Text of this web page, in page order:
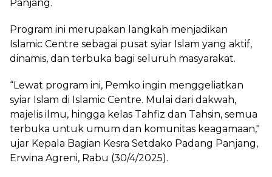
Panjang.
Program ini merupakan langkah menjadikan
Islamic Centre sebagai pusat syiar Islam yang aktif,
dinamis, dan terbuka bagi seluruh masyarakat.
“Lewat program ini, Pemko ingin menggeliatkan
syiar Islam di Islamic Centre. Mulai dari dakwah,
majelis ilmu, hingga kelas Tahfiz dan Tahsin, semua
terbuka untuk umum dan komunitas keagamaan,"
ujar Kepala Bagian Kesra Setdako Padang Panjang,
Erwina Agreni, Rabu (30/4/2025).